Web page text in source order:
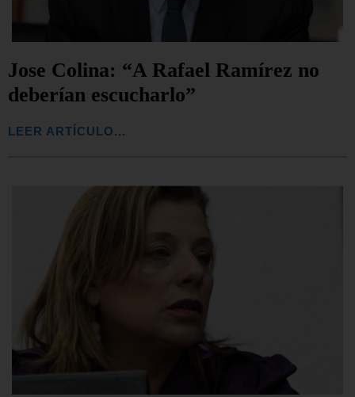
Jose Colina: “A Rafael Ramírez no
deberían escucharlo”
LEER ARTÍCULO...